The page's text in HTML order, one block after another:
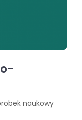
naukowy